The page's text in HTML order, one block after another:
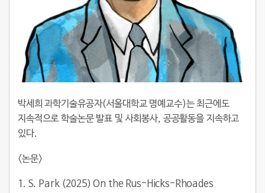
박세희 과학기술유공자(서울대학교 명예교수)는 최근에도
지속적으로 학술논문 발표 및 사회봉사, 공공활동을 지속하고
있다.
<논문>
1. S. Park (2025) On the Rus-Hicks-Rhoades